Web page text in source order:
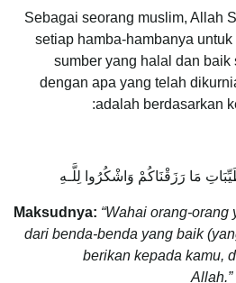
Sebagai seorang muslim, Allah
setiap hamba-hambanya
sumber yang halal dan baik
dengan apa yang telah
adalah berdasarkan
مَا رَزَقْنَاكُمْ وَاشْكُرُوا لِلَّـهِ
Maksudnya: “Wahai orang-
dari benda-benda yang baik
berikan kepada kamu,
Allah.”